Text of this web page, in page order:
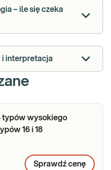
i interpretacja
typów wysokiego
16 i 18
Sprawdź cenę